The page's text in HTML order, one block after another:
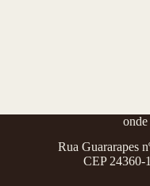
onde
Rua Guararapes
CEP 24360-